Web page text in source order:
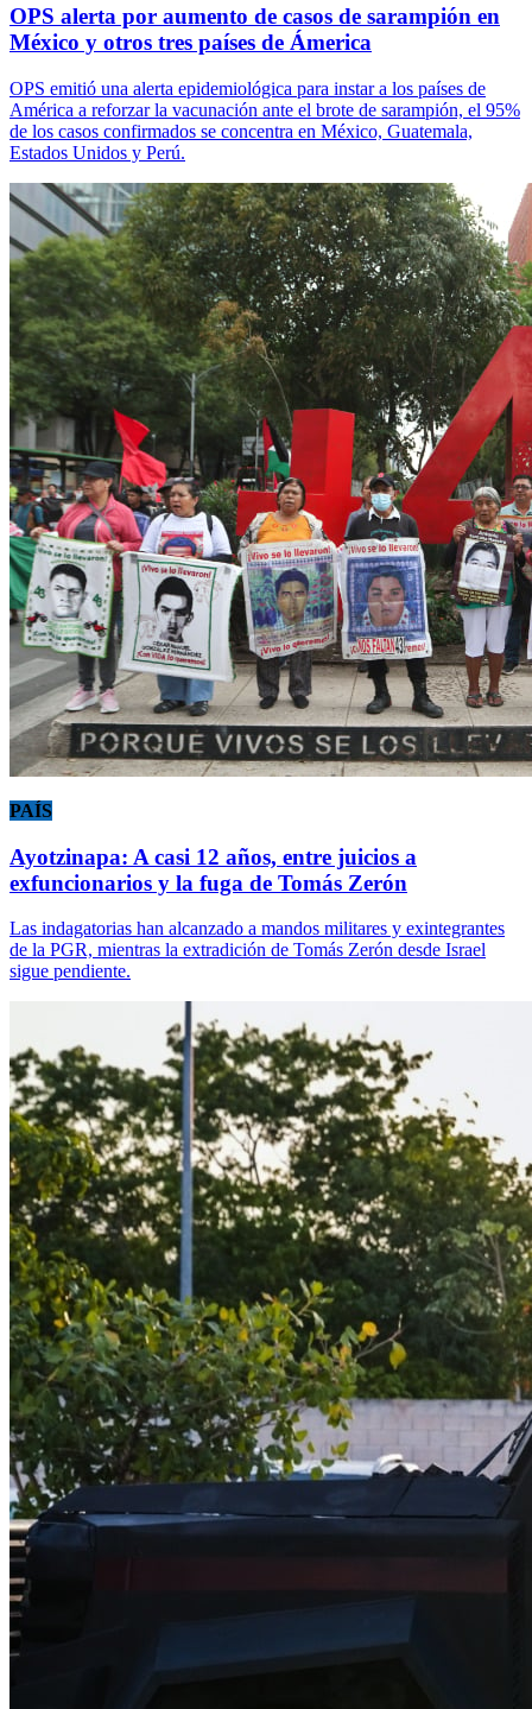
OPS alerta por aumento de casos de sarampión en
México y otros tres países de Ámerica
OPS emitió una alerta epidemiológica para instar a los países de
América a reforzar la vacunación ante el brote de sarampión, el 95%
de los casos confirmados se concentra en México, Guatemala,
Estados Unidos y Perú.
PAÍS
Ayotzinapa: A casi 12 años, entre juicios a
exfuncionarios y la fuga de Tomás Zerón
Las indagatorias han alcanzado a mandos militares y exintegrantes
de la PGR, mientras la extradición de Tomás Zerón desde Israel
sigue pendiente.